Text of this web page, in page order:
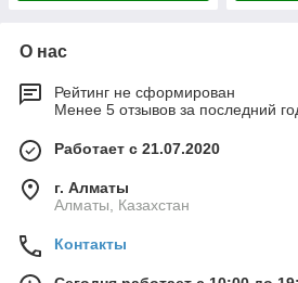
О нас
Рейтинг не сформирован
Менее 5 отзывов за последний
Работает с 21.07.2020
г. Алматы
Алматы, Казахстан
Контакты